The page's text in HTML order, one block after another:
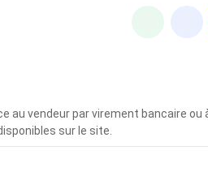
au vendeur par virement bancaire
sur le site.